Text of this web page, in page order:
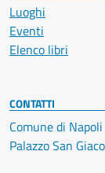
Luoghi
Eventi
Elenco libri
CONTATTI
Comune di Napoli
Palazzo San